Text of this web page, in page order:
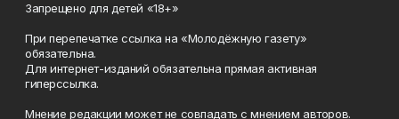
Запрещено для детей «18+»
При перепечатке ссылка на «Молодёжную газету»
обязательна.
Для интернет-изданий обязательна прямая активная
гиперссылка.
Мнение редакции может не совпадать с мнением авторов.